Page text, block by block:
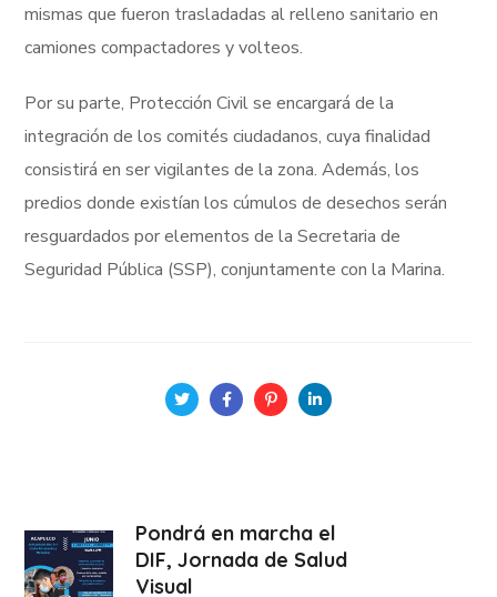
mismas que fueron trasladadas al relleno sanitario en
camiones compactadores y volteos.
Por su parte, Protección Civil se encargará de la
integración de los comités ciudadanos, cuya finalidad
consistirá en ser vigilantes de la zona. Además, los
predios donde existían los cúmulos de desechos serán
resguardados por elementos de la Secretaria de
Seguridad Pública (SSP), conjuntamente con la Marina.
Pondrá en marcha el
DIF, Jornada de Salud
Visual